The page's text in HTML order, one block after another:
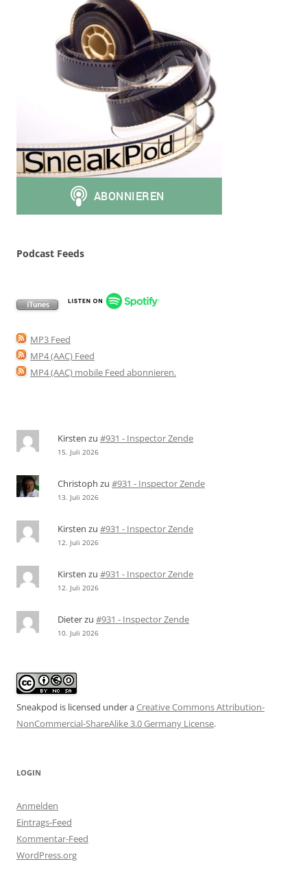
Podcast Feeds
MP3 Feed
MP4 (AAC) Feed
MP4 (AAC) mobile Feed abonnieren.
Kirsten zu #931 - Inspector Zende
15. Juli 2026
Christoph zu #931 - Inspector Zende
13. Juli 2026
Kirsten zu #931 - Inspector Zende
12. Juli 2026
Kirsten zu #931 - Inspector Zende
12. Juli 2026
Dieterzu #931 - Inspector Zende
10. Juli 2026
Sneakpod is licensed under aCreative Commons Attribution-
NonCommercial-ShareAlike 3.0 Germany License.
LOGIN
Anmelden
Eintrags-Feed
Kommentar-Feed
WordPress.org